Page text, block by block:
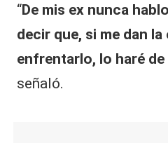
“De mis ex nunca
decir que, si me dan
enfrentarlo, lo haré
señaló.